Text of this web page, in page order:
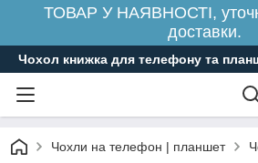
ТОВАР У НАЯВНОСТІ,
доставки.
Чохол книжка для телефону та
Чохли на телефон | планшет